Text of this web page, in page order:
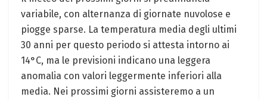
variabile, con alternanza di giornate nuvolose e
piogge sparse. La temperatura media degli ultimi
30 anni per questo periodo si attesta intorno ai
14°C, ma le previsioni indicano una leggera
anomalia con valori leggermente inferiori alla
media. Nei prossimi giorni assisteremo a un